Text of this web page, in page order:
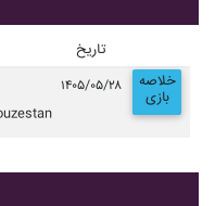
تاریخ
۱۴۰۵/۰۵/۲۸ خلاصه
بازی